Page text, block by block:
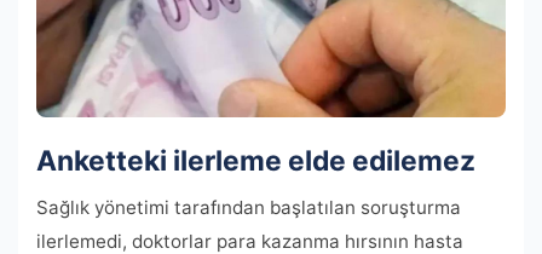
Anketteki ilerleme elde edilemez
Sağlık yönetimi tarafından başlatılan soruşturma
ilerlemedi, doktorlar para kazanma hırsının hasta